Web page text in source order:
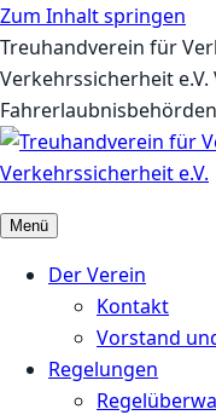
Zum Inhalt springen
Treuhandverein für
Verkehrssicherheit e.V.
Menü
Der Verein
Kontakt
Vorstand
Regelungen